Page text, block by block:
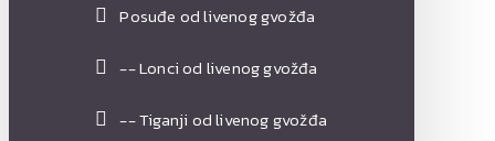
Posuđe od livenog gvožđa
-- Lonci od livenog gvožđa
-- Tiganji od livenog gvožđa